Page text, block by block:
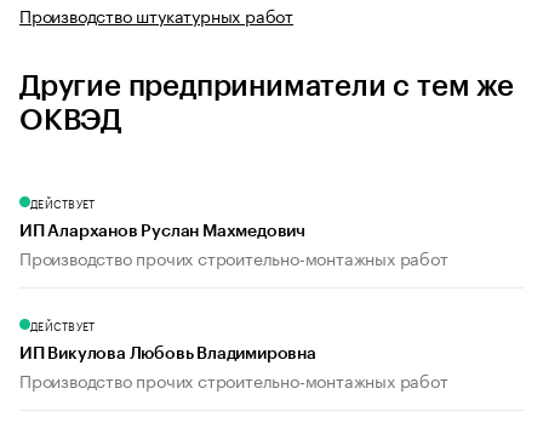
Производство штукатурных работ
Другие предприниматели с тем же
ОКВЭД
ДЕЙСТВУЕТ
ИП Аларханов Руслан Махмедович
Производство прочих строительно-монтажных работ
ДЕЙСТВУЕТ
ИП Викулова Любовь Владимировна
Производство прочих строительно-монтажных работ